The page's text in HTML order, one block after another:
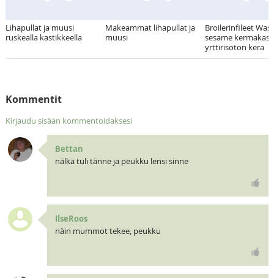
Lihapullat ja muusi
ruskealla kastikkeella
Makeammat lihapullat ja
muusi
Broilerinfileet
sesame
yrttirisoton kera
Kommentit
Kirjaudu sisään kommentoidaksesi
Bettan
nälkä tuli tänne ja peukku lensi sinne
IlseRoos
näin mummot tekee, peukku